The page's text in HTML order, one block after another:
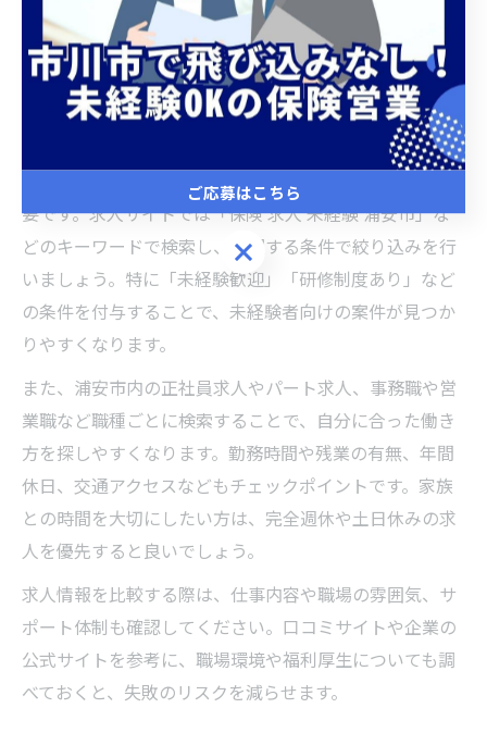
浦安市の保険求人を効率良く見つける方法
千葉県浦安市で保険求人を効率良く見つけるためには、
まず求人サイトや転職エージェントを活用することが重
要です。求人サイトでは「保険 求人 未経験 浦安市」な
どのキーワードで検索し、希望する条件で絞り込みを行
いましょう。特に「未経験歓迎」「研修制度あり」など
の条件を付与することで、未経験者向けの案件が見つか
りやすくなります。
また、浦安市内の正社員求人やパート求人、事務職や営
業職など職種ごとに検索することで、自分に合った働き
方を探しやすくなります。勤務時間や残業の有無、年間
休日、交通アクセスなどもチェックポイントです。家族
との時間を大切にしたい方は、完全週休や土日休みの求
人を優先すると良いでしょう。
求人情報を比較する際は、仕事内容や職場の雰囲気、サ
ポート体制も確認してください。口コミサイトや企業の
公式サイトを参考に、職場環境や福利厚生についても調
べておくと、失敗のリスクを減らせます。
ご応募はこちら
ご応募はこちら